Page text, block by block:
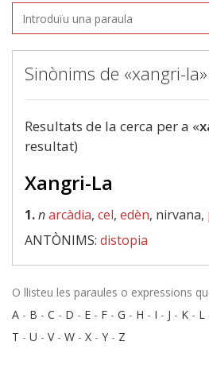
Sinònims de «xangri-la»
Resultats de la cerca per a «
resultat)
Xangri-La
1.narcàdia, cel, edèn, nirvana,
ANTÒNIMS: distopia
O llisteu les paraules o expressions
A - B - C - D - E - F - G - H - I - J - K - L
T - U - V- W - X - Y - Z